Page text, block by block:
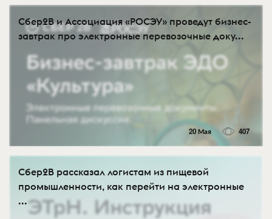
Сбер2В и Ассоциация «РОСЭУ» проведут бизнес-
завтрак про электронные перевозочные доку...
20 Мая 407
Сбер2B рассказал логистам из пищевой
промышленности, как перейти на электронные
...